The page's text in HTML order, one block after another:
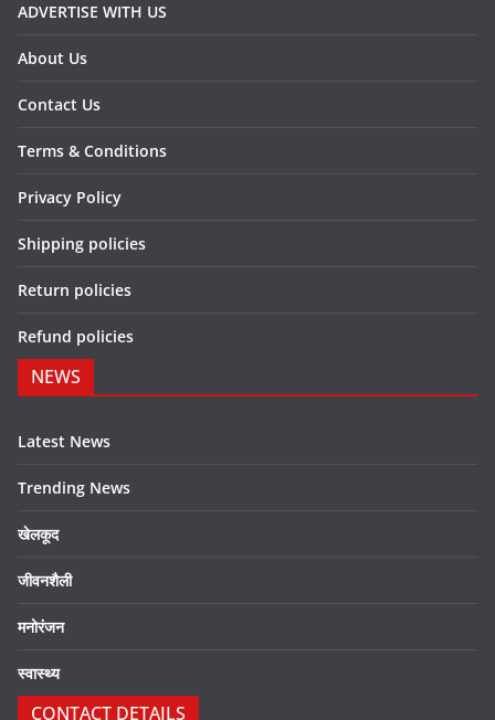
ADVERTISE WITH US
About Us
Contact Us
Terms & Conditions
Privacy Policy
Shipping policies
Return policies
Refund policies
NEWS
Latest News
Trending News
खेलकूद
जीवनशैली
मनोरंजन
स्वास्थ्य
CONTACT DETAILS